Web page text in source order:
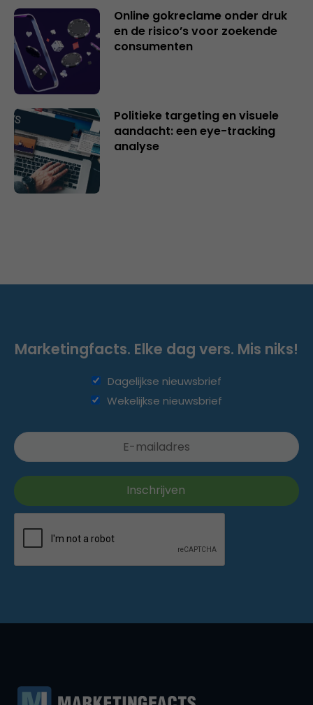
Online gokreclame onder druk
en de risico’s voor zoekende
consumenten
Politieke targeting en visuele
aandacht: een eye-tracking
analyse
Marketingfacts. Elke dag vers. Mis niks!
Dagelijkse nieuwsbrief
Wekelijkse nieuwsbrief